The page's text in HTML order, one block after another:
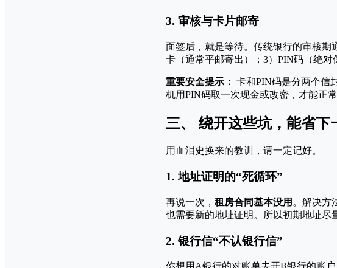
3. 审核与卡片邮寄
面签后，就是等待。传统银行的审核期
卡（通常平邮寄出）；3）PIN码（绝对
重要安全提示： 卡和PIN码是分两个信
机用PIN码取一次现金或改密，才能正常
三、 绕开这些坑，能省下
用血泪史换来的教训，请一定记好。
1. 地址证明的“死循环”
再说一次， 租房合同基本没用 。解决方
也需要新的地址证明。所以初期地址尽
2. 银行信“不认银行信”